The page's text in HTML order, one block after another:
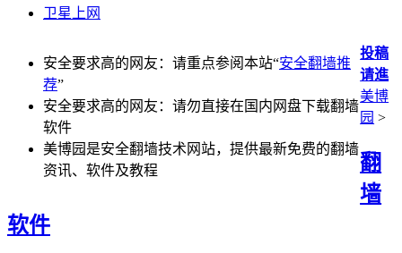
卫星上网
安全要求高的网友：请重点参阅本站“安全翻墙推
荐”
安全要求高的网友：请勿直接在国内网盘下载翻墙
软件
美博园是安全翻墙技术网站，提供最新免费的翻墙
资讯、软件及教程
投稿
请進
美博
园 >
翻
墙
软件